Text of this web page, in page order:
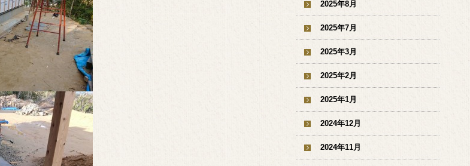
2025年8月
2025年7月
2025年3月
2025年2月
2025年1月
2024年12月
2024年11月